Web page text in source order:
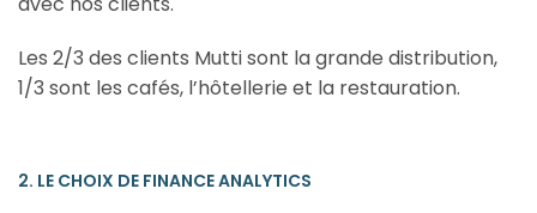
Les 2/3 des clients Mutti sont la grande distribution,
1/3 sont les cafés, l’hôtellerie et la restauration.
2. LE CHOIX DE FINANCE ANALYTICS